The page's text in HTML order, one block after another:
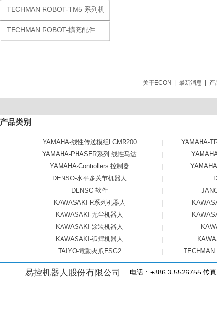
TECHMAN ROBOT-TM5 系列机器人
TECHMAN ROBOT-擴充配件
关于ECON 最新消息 产
产品类别
YAMAHA-线性传送模组LCMR200 |
YAMAHA-
YAMAHA-PHASER系列 线性马达
|
YAMAHA-Controllers 控制器
|
DENSO-水平多关节机器人
|
DENSO-软件
|
KAWASAKI-R系列机器人
|
KAWASAKI-无尘机器人
|
KAWASAKI-涂装机器人
|
KAWASAKI-弧焊机器人
|
TAIYO-電動夾爪ESG2
| TECHMAN
易控机器人股份有限公司 电话：+886 3-5526755 传